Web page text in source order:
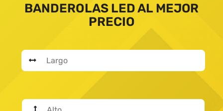
BANDEROLAS LED AL MEJOR
PRECIO